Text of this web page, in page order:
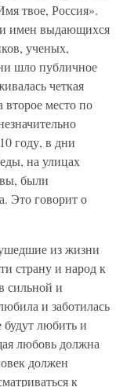
твое, Россия».
имен выдающихся
ученых,
шло публичное
четкая
второе место по
году, в дни
на улицах
были
Это говорит о
из жизни
страну и народ к
сильной и
и заботилась
будут любить и
любовь должна
должен
к